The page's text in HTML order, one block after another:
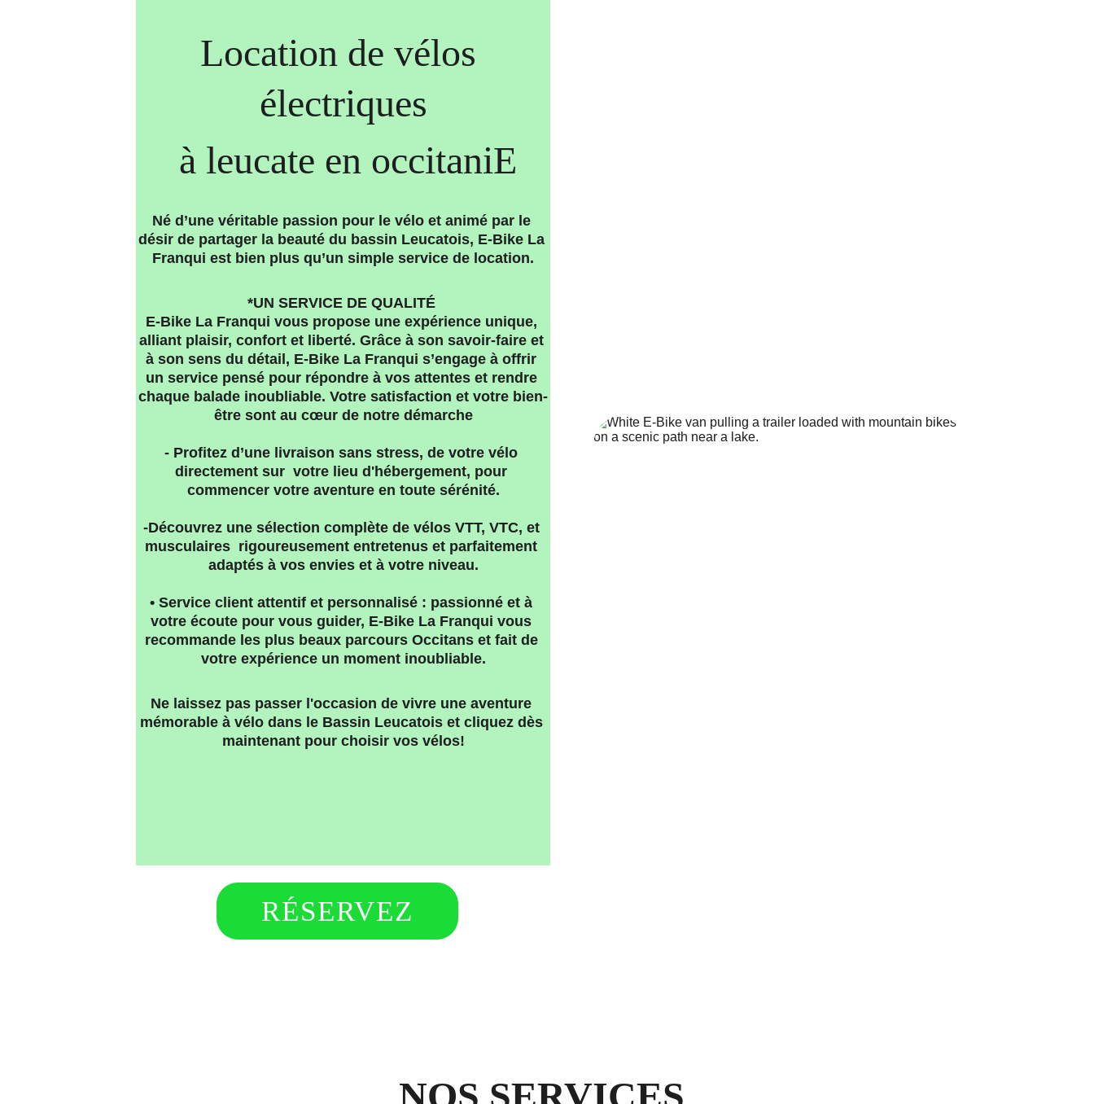
Location de vélos
électriques
à leucate en occitaniE
Né d’une véritable passion pour le vélo et animé par le
désir de partager la beauté du bassin Leucatois, E-Bike La
Franqui est bien plus qu’un simple service de location.
*UN SERVICE DE QUALITÉ
E-Bike La Franqui vous propose une expérience unique,
alliant plaisir, confort et liberté. Grâce à son savoir-faire et
à son sens du détail, E-Bike La Franqui s’engage à offrir
un service pensé pour répondre à vos attentes et rendre
chaque balade inoubliable. Votre satisfaction et votre bien-
être sont au cœur de notre démarche
- Profitez d’une livraison sans stress, de votre vélo
directement sur  votre lieu d'hébergement, pour
commencer votre aventure en toute sérénité.
-Découvrez une sélection complète de vélos VTT, VTC, et
musculaires  rigoureusement entretenus et parfaitement
adaptés à vos envies et à votre niveau.
• Service client attentif et personnalisé : passionné et à
votre écoute pour vous guider, E-Bike La Franqui vous
recommande les plus beaux parcours Occitans et fait de
votre expérience un moment inoubliable.
Ne laissez pas passer l'occasion de vivre une aventure
mémorable à vélo dans le Bassin Leucatois et cliquez dès
maintenant pour choisir vos vélos!
RÉSERVEZ